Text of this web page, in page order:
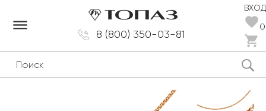
8 (800) 350-03-81
ВХОД
0
dehaze